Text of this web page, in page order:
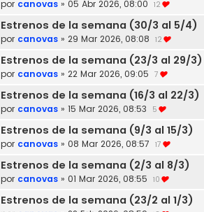
por canovas » 05 Abr 2026, 08:00 12
Estrenos de la semana (30/3 al 5/4)
por canovas » 29 Mar 2026, 08:08 12
Estrenos de la semana (23/3 al 29/3)
por canovas » 22 Mar 2026, 09:05 7
Estrenos de la semana (16/3 al 22/3)
por canovas » 15 Mar 2026, 08:53 5
Estrenos de la semana (9/3 al 15/3)
por canovas » 08 Mar 2026, 08:57 17
Estrenos de la semana (2/3 al 8/3)
por canovas » 01 Mar 2026, 08:55 10
Estrenos de la semana (23/2 al 1/3)